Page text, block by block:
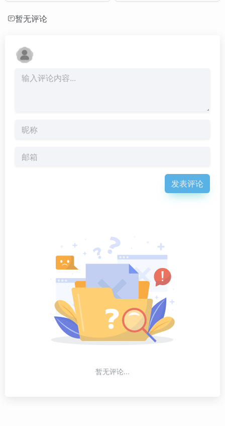
暂无评论
发表评论
暂无评论...